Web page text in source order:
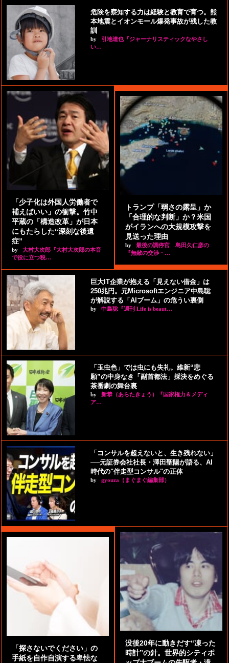
危険を察知する力は経験と教育で育つ。熊
本地震とイオンモール爆発事故が残した教
訓
by
引地達也『ジャーナリスティックなやさし
い…
「少子化は外国人労働者で
補えばいい」の衝撃。竹中
平蔵の「構造改革」が日本
にもたらした“深刻な後遺
症”
by
大村大次郎『大村大次郎の本音
で役に立つ税…
トランプ「弱さの露呈」か
「合理的な判断」か？米国
がイランへの大規模攻撃を
見送った理由
by
最後の調停官 島田久仁彦の
『無敵の交渉・…
巨大IT企業が抱える「見えない借金」は
250兆円。元Microsoftエンジニア中島聡
が解説する「AIブーム」の危うい裏側
by 中島聡『週刊 Life is beaut…
「玉虫色」では虫にも失礼。維新“悲
願”の中身なき「副首都法」採決をめぐる
茶番劇の舞台裏
by
新恭（あらたきょう）『国家権力＆メディ
ア…
「コンサルを超えないと、生き残れない」
──元証券会社社長・澤田聖陽が語る、AI
時代の"伴走型コンサル"の正体
by gyouza（まぐまぐ編集部）
「探さないでください」の
手紙を自作自演する卑怯な
没後20年に動きだす“凍った
時計”の針。世界的シティポ